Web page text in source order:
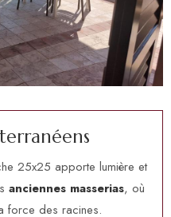
terranéens
25x25 apporte lumière et
anciennes masserias, où
force des racines.